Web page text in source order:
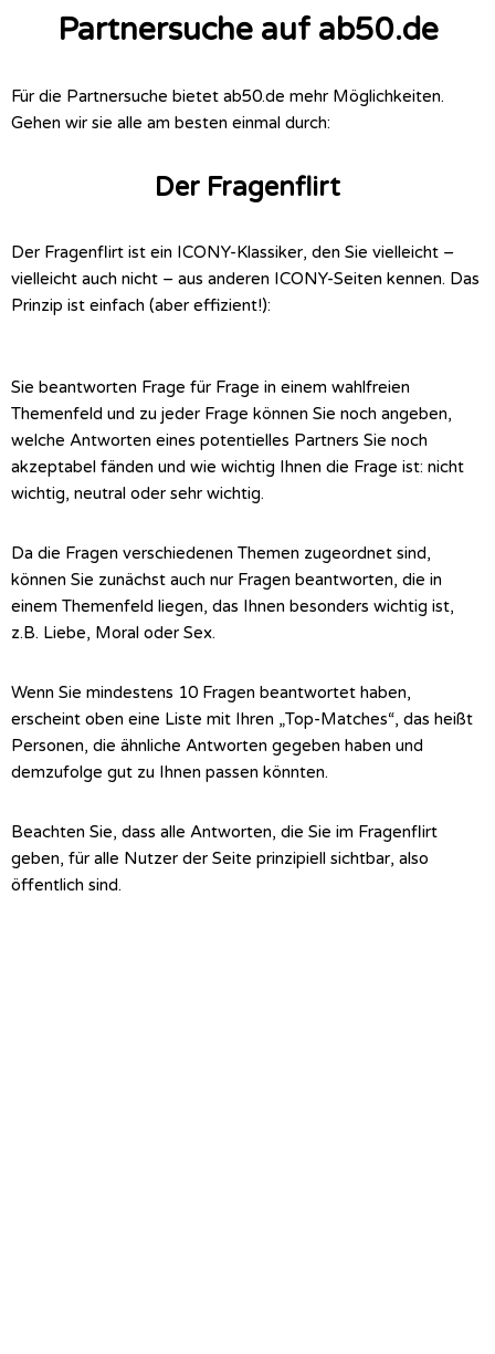
Partnersuche auf ab50.de
Für die Partnersuche bietet ab50.de mehr Möglichkeiten.
Gehen wir sie alle am besten einmal durch:
Der Fragenflirt
Der Fragenflirt ist ein ICONY-Klassiker, den Sie vielleicht –
vielleicht auch nicht – aus anderen ICONY-Seiten kennen. Das
Prinzip ist einfach (aber effizient!):
Sie beantworten Frage für Frage in einem wahlfreien
Themenfeld und zu jeder Frage können Sie noch angeben,
welche Antworten eines potentielles Partners Sie noch
akzeptabel fänden und wie wichtig Ihnen die Frage ist: nicht
wichtig, neutral oder sehr wichtig.
Da die Fragen verschiedenen Themen zugeordnet sind,
können Sie zunächst auch nur Fragen beantworten, die in
einem Themenfeld liegen, das Ihnen besonders wichtig ist,
z.B. Liebe, Moral oder Sex.
Wenn Sie mindestens 10 Fragen beantwortet haben,
erscheint oben eine Liste mit Ihren „Top-Matches“, das heißt
Personen, die ähnliche Antworten gegeben haben und
demzufolge gut zu Ihnen passen könnten.
Beachten Sie, dass alle Antworten, die Sie im Fragenflirt
geben, für alle Nutzer der Seite prinzipiell sichtbar, also
öffentlich sind.